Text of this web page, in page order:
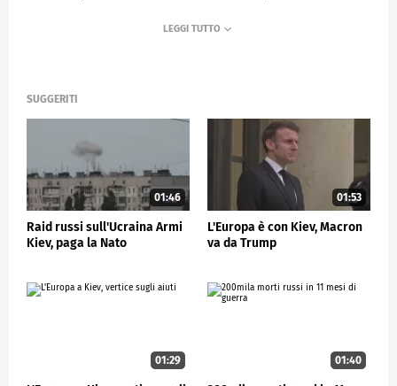
Kiev, dopo che missili e droni russi hanno ucciso
a uccidere" piuttosto che negoziare la pace, mentre
der Leyen ha affermato che il presidente russo
Vladimir Putin deve avviare colloqui di pace
sull'Ucraina.
ESTERI
SUGGERITI
01:46
Raid russi sull'Ucraina Armi
Kiev, paga la Nato
01:53
L'Europa è con Kiev, Macron
va da Trump
01:29 01:40